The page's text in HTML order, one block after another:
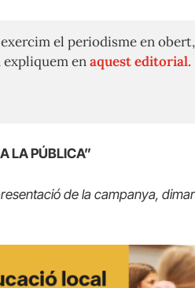
el periodisme en
expliquem enaquest editorial.
LA PÚBLICA”
de la campanya,